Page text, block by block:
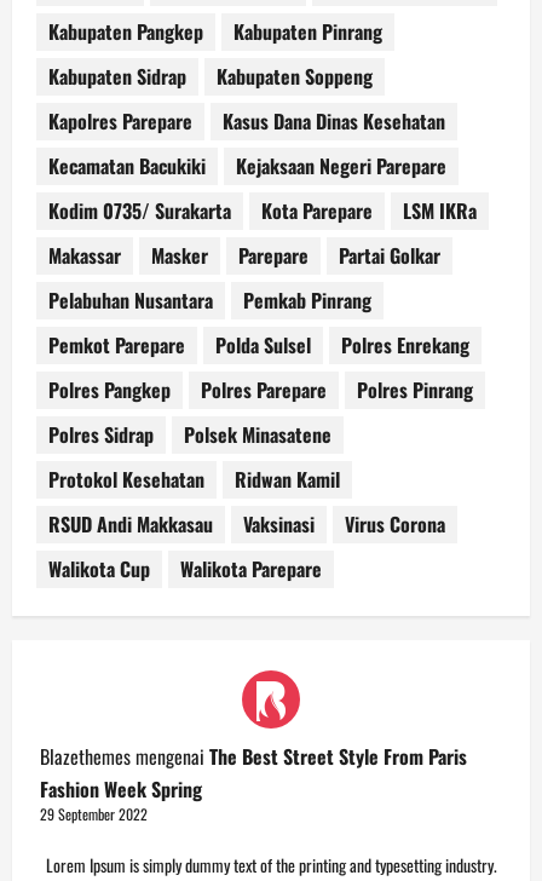
Kabupaten Pangkep
Kabupaten Pinrang
Kabupaten Sidrap
Kabupaten Soppeng
Kapolres Parepare
Kasus Dana Dinas Kesehatan
Kecamatan Bacukiki
Kejaksaan Negeri Parepare
Kodim 0735/ Surakarta
Kota Parepare
LSM IKRa
Makassar
Masker Parepare
Partai Golkar
Pelabuhan Nusantara
Pemkab Pinrang
Pemkot Parepare
Polda Sulsel
Polres Enrekang
Polres Pangkep
Polres Parepare
Polres Pinrang
Polres Sidrap
Polsek Minasatene
Protokol Kesehatan
Ridwan Kamil
RSUD Andi Makkasau
Vaksinasi
Virus Corona
Walikota Cup
Walikota Parepare
Blazethemesmengenai The Best Street Style From Paris
Fashion Week Spring
29 September 2022
Lorem Ipsum is simply dummy text of the printing and typesetting industry.